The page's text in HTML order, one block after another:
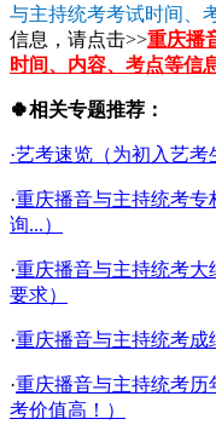
与主持统考考试时间、
信息，请点击>>重庆播
时间、内容、考点等信
🍀相关专题推荐：
·艺考速览（为初入艺考
·重庆播音与主持统考
询...）
·重庆播音与主持统考
要求）
·重庆播音与主持统考成
·重庆播音与主持统考
考价值高！）